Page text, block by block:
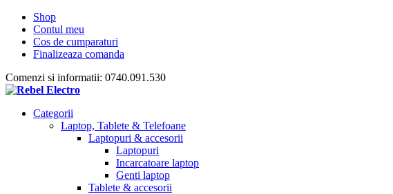
Shop
Contul meu
Cos de cumparaturi
Finalizeaza comanda
Comenzi si informatii: 0740.091.530
Categorii
Laptop, Tablete & Telefoane
Laptopuri & accesorii
Laptopuri
Incarcatoare laptop
Genti laptop
Tablete & accesorii